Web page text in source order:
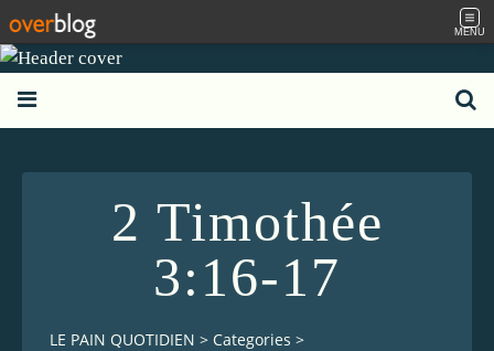
MENU
2 Timothée
3:16-17
LE PAIN QUOTIDIEN > Categories >